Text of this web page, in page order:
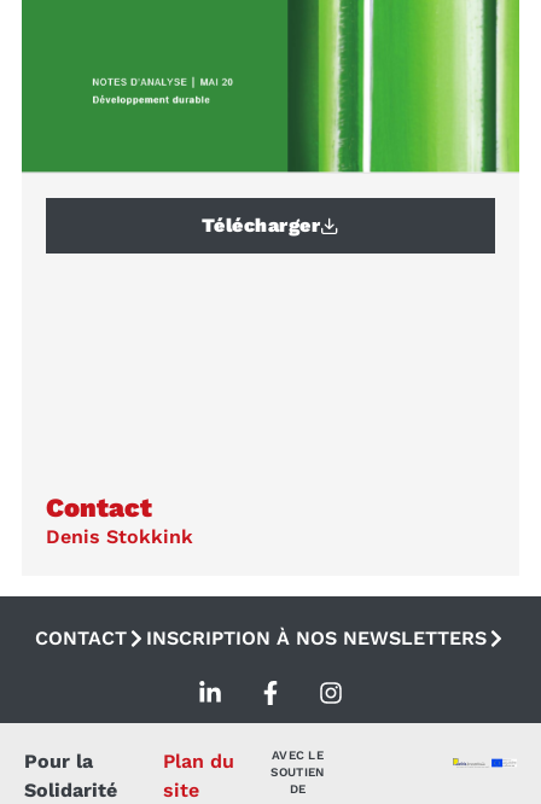
Télécharger
Contact
Denis Stokkink
CONTACT INSCRIPTION À NOS NEWSLETTERS
Pour la
Solidarité
AVEC LE
SOUTIEN
DE
Plan du
site